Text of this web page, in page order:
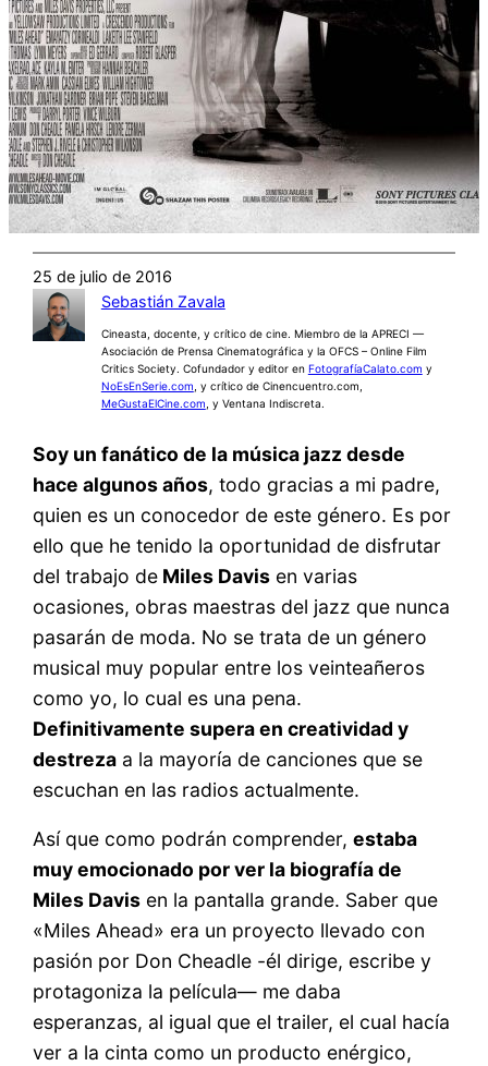
25 de julio de 2016
Sebastián Zavala
Cineasta, docente, y crítico de cine. Miembro de la APRECI —
Asociación de Prensa Cinematográfica y la OFCS – Online Film
Critics Society. Cofundador y editor en FotografíaCalato.com y
NoEsEnSerie.com , y crítico de Cinencuentro.com,
MeGustaElCine.com , y Ventana Indiscreta.
Soy un fanático de la música jazz desde
hace algunos años, todo gracias a mi padre,
quien es un conocedor de este género. Es por
ello que he tenido la oportunidad de disfrutar
del trabajo de Miles Davis en varias
ocasiones, obras maestras del jazz que nunca
pasarán de moda. No se trata de un género
musical muy popular entre los veinteañeros
como yo, lo cual es una pena.
Definitivamente supera en creatividad y
destreza a la mayoría de canciones que se
escuchan en las radios actualmente.
Así que como podrán comprender,estaba
muy emocionado por ver la biografía de
Miles Davis en la pantalla grande. Saber que
«Miles Ahead» era un proyecto llevado con
pasión por Don Cheadle -él dirige, escribe y
protagoniza la película— me daba
esperanzas, al igual que el trailer, el cual hacía
ver a la cinta como un producto enérgico,